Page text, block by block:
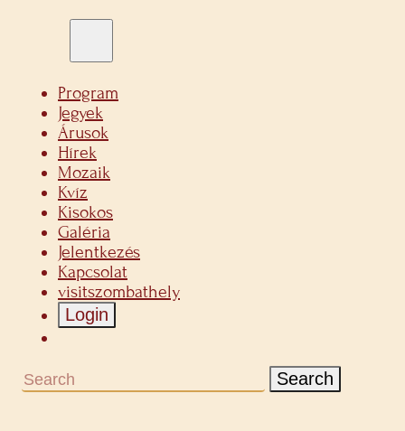
Program
Jegyek
Árusok
Hírek
Mozaik
Kvíz
Kisokos
Galéria
Jelentkezés
Kapcsolat
visitszombathely
Login
Search